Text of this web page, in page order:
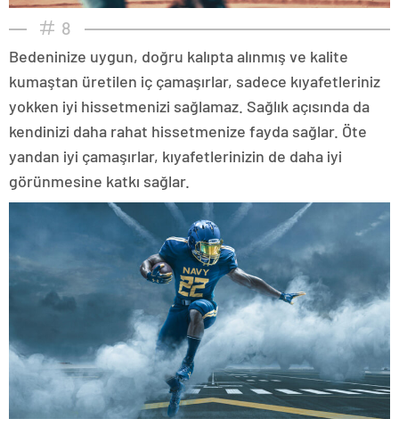
8
Bedeninize uygun, doğru kalıpta alınmış ve kalite
kumaştan üretilen iç çamaşırlar, sadece kıyafetleriniz
yokken iyi hissetmenizi sağlamaz. Sağlık açısında da
kendinizi daha rahat hissetmenize fayda sağlar. Öte
yandan iyi çamaşırlar, kıyafetlerinizin de daha iyi
görünmesine katkı sağlar.